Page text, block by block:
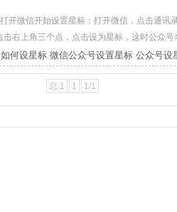
开微信开始设置星标：打开微信，点击通讯
右上角三个点，点击设为星标，这时公众
何设星标 微信公众号设置星标 公众号设
总:1 1 1/1